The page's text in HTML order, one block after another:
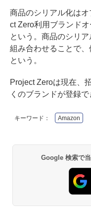
商品のシリアル化は
ct Zero利用ブランド
という。商品のシリ
組み合わせることで
という。
Project Zeroは現在、
くのブランドが登録
キーワード： Amazon
Google 検索で